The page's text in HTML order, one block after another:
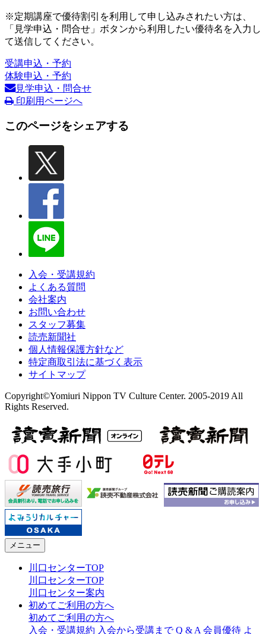
※定期講座で優待割引を利用して申し込みされたい方は、
「見学申込・問合せ」ボタンから利用したい優待名を入力し
て送信してください。
受講申込・予約
体験申込・予約
見学申込・問合せ
印刷用ページへ
このページをシェアする
入会・受講規約
よくある質問
会社案内
お問い合わせ
スタッフ募集
読売新聞社
個人情報保護方針など
特定商取引法に基づく表示
サイトマップ
Copyright©Yomiuri Nippon TV Culture Center. 2005-2019 All
Rights Reserved.
メニュー
川口センターTOP
川口センターTOP
川口センター案内
初めてご利用の方へ
初めてご利用の方へ
入会・受講規約 入会から受講まで Q & A 会員優待 よ